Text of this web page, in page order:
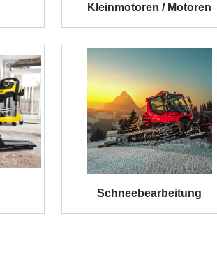
Kleinmotoren / Motoren
Schneebearbeitung